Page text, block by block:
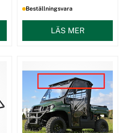
Beställningsvara
LÄS MER